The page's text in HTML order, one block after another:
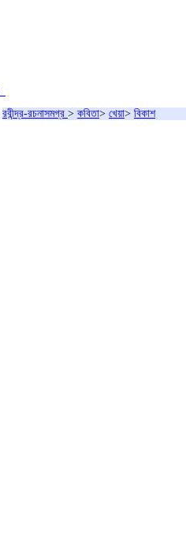
রবীন্দ্র-রচনাসমগ্র > কবিতা> খেয়া> বিকাশ